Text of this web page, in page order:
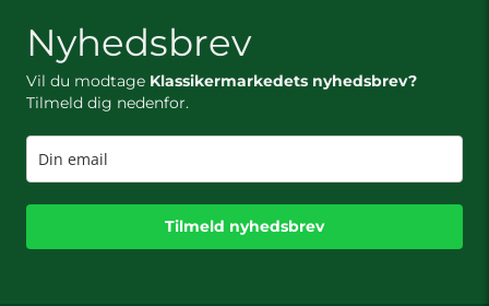
Nyhedsbrev
Vil du modtage Klassikermarkedets nyhedsbrev?
Tilmeld dig nedenfor.
Tilmeld nyhedsbrev